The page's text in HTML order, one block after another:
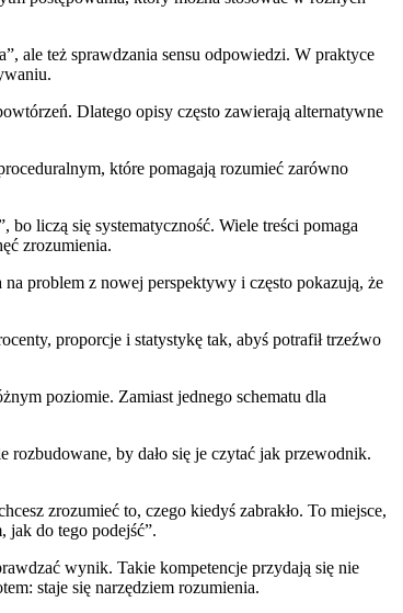
ale też sprawdzania sensu odpowiedzi. W praktyce
Dlatego opisy często zawierają alternatywne
które pomagają rozumieć zarówno
liczą się systematyczność. Wiele treści pomaga
zrozumienia.
problem z nowej perspektywy i często pokazują, że
proporcje i statystykę tak, abyś potrafił trzeźwo
poziomie. Zamiast jednego schematu dla
rozbudowane, by dało się je czytać jak przewodnik.
zrozumieć to, czego kiedyś zabrakło. To miejsce,
jak do tego podejść”.
wynik. Takie kompetencje przydają się nie
staje się narzędziem rozumienia.